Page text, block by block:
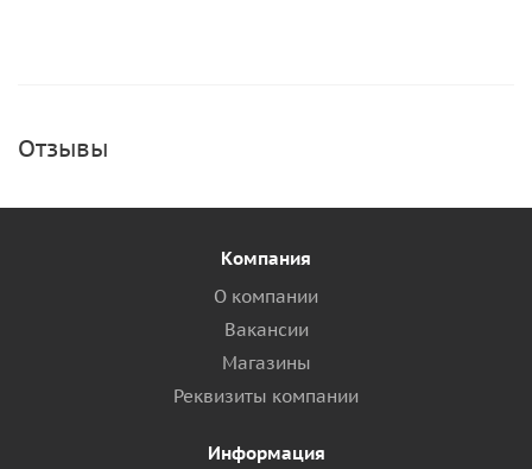
Отзывы
Компания
О компании
Вакансии
Магазины
Реквизиты компании
Информация